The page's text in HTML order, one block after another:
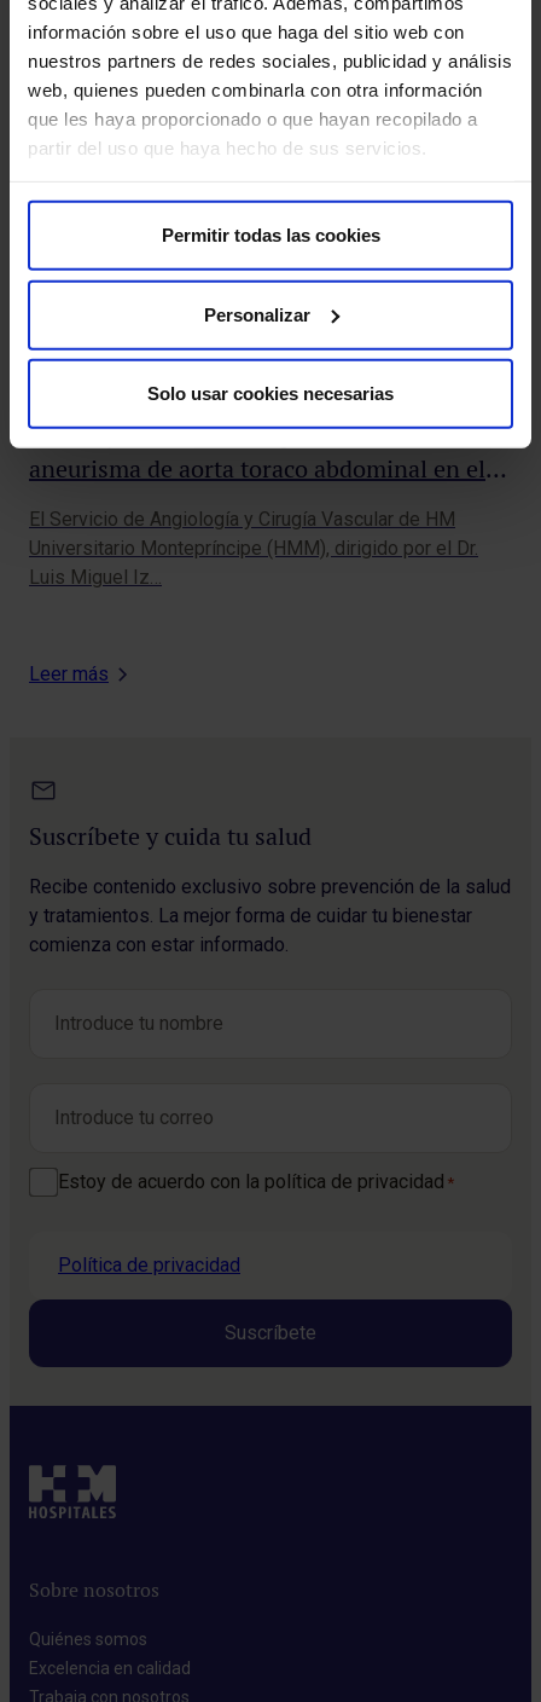
información sobre el uso que haga del sitio web con
nuestros partners de redes sociales, publicidad y análisis
web, quienes pueden combinarla con otra información
que les haya proporcionado o que hayan recopilado a
partir del uso que haya hecho de sus servicios.
Permitir todas las cookies
Personalizar
Solo usar cookies necesarias
Abordaje endovascular pionero de
aneurisma de aorta toraco abdominal en el
El Servicio de Angiología y Cirugía Vascular de HM
Universitario Montepríncipe (HMM), dirigido por el Dr.
Luis Miguel Iz…
Leer más
Suscríbete y cuida tu salud
Recibe contenido exclusivo sobre prevención de la salud
y tratamientos. La mejor forma de cuidar tu bienestar
comienza con estar informado.
Consentimiento *
Estoy de acuerdo con la política de privacidad *
Política de privacidad
Sobre nosotros
Quiénes somos​
Excelencia en calidad​
Trabaja con nosotros​